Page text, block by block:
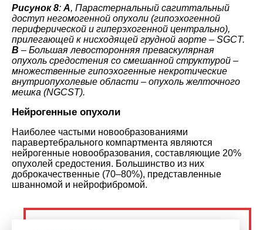
Рисунок 8: A, Парастернальный сагиттальный
доступ негомогенной опухоли (гипоэхогенной
периферической и гиперэхогенной центрально),
прилегающей к нисходящей грудной аорте – SGCT.
B – Большая левосторонняя преваскулярная
опухоль средостения со смешанной структурой –
множественные гипоэхогенные некротические
внутриопухолевые области – опухоль желточного
мешка (NGCST).
Нейрогенные опухоли
Наиболее частыми новообразованиями
паравертебрального компартмента являются
нейрогенные новообразования, составляющие 20%
опухолей средостения. Большинство из них
доброкачественные (70–80%), представленные
шванномой и нейрофибромой.